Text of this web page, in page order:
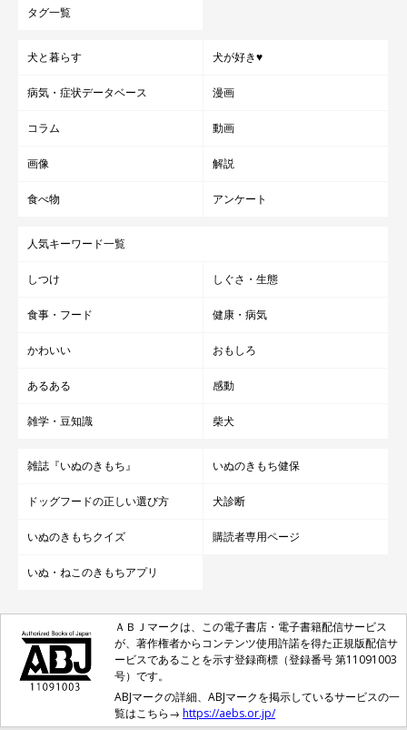
タグ一覧
犬と暮らす 犬が好き♥
病気・症状データベース 漫画
コラム 動画
画像 解説
食べ物 アンケート
人気キーワード一覧
しつけ しぐさ・生態
食事・フード 健康・病気
かわいい おもしろ
あるある 感動
雑学・豆知識 柴犬
雑誌『いぬのきもち』 いぬのきもち健保
ドッグフードの正しい選び方 犬診断
いぬのきもちクイズ 購読者専用ページ
いぬ・ねこのきもちアプリ
ＡＢＪマークは、この電子書店・電子書籍配信サービス
が、著作権者からコンテンツ使用許諾を得た正規版配信サ
ービスであることを示す登録商標（登録番号 第11091003
号）です。
ABJマークの詳細、ABJマークを掲示しているサービスの一
覧はこちら→ https://aebs.or.jp/